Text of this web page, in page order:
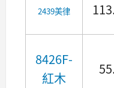
2439美律
8426F-
紅木